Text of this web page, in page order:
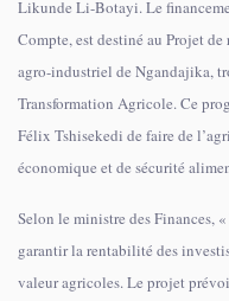
Likunde Li-Botayi. Le
Compte, est destiné au Projet
agro-industriel de Ngandajika,
Transformation Agricole. Ce
Félix Tshisekedi de faire de
économique et de sécurité
Selon le ministre des Finances,
garantir la rentabilité des
valeur agricoles. Le projet